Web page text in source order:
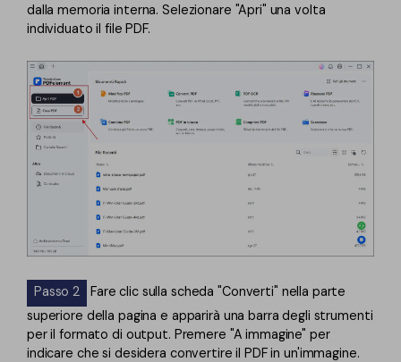
dalla memoria interna. Selezionare "Apri" una volta
individuato il file PDF.
Passo 2
Fare clic sulla scheda "Converti" nella parte
superiore della pagina e apparirà una barra degli strumenti
per il formato di output. Premere "A immagine" per
indicare che si desidera convertire il PDF in un'immagine.